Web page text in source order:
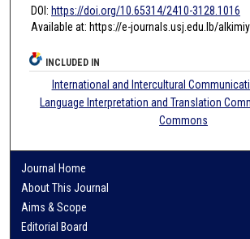
DOI: https://doi.org/10.65314/2410-3128.1016
Available at: https://e-journals.usj.edu.lb/
INCLUDED IN
International and Intercultural
Language Interpretation and Translation
Commons
Journal Home
About This Journal
Aims & Scope
Editorial Board